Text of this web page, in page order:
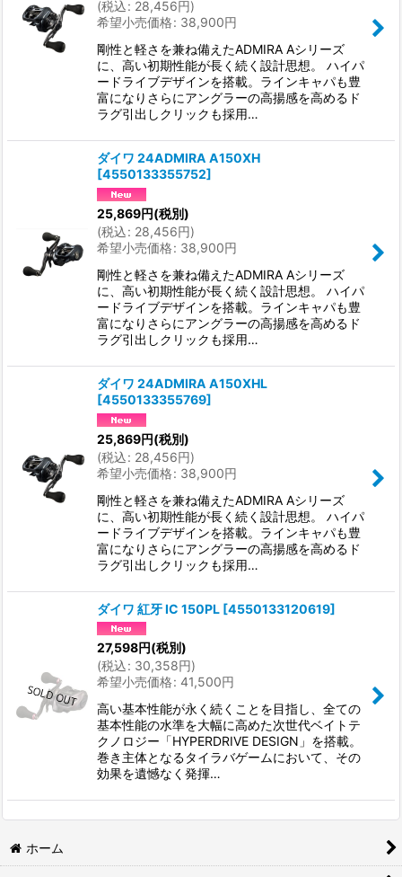
(税込: 28,456円)
希望小売価格: 38,900円
剛性と軽さを兼ね備えたADMIRA Aシリーズ
に、高い初期性能が長く続く設計思想。 ハイパ
ードライブデザインを搭載。ラインキャパも豊
富になりさらにアングラーの高揚感を高めるド
ラグ引出しクリックも採用…
ダイワ 24ADMIRA A150XH
[4550133355752]
25,869円(税別)
(税込: 28,456円)
希望小売価格: 38,900円
剛性と軽さを兼ね備えたADMIRA Aシリーズ
に、高い初期性能が長く続く設計思想。 ハイパ
ードライブデザインを搭載。ラインキャパも豊
富になりさらにアングラーの高揚感を高めるド
ラグ引出しクリックも採用…
ダイワ 24ADMIRA A150XHL
[4550133355769]
25,869円(税別)
(税込: 28,456円)
希望小売価格: 38,900円
剛性と軽さを兼ね備えたADMIRA Aシリーズ
に、高い初期性能が長く続く設計思想。 ハイパ
ードライブデザインを搭載。ラインキャパも豊
富になりさらにアングラーの高揚感を高めるド
ラグ引出しクリックも採用…
ダイワ 紅牙 IC 150PL [4550133120619]
27,598円(税別)
(税込: 30,358円)
希望小売価格: 41,500円
高い基本性能が永く続くことを目指し、全ての
基本性能の水準を大幅に高めた次世代ベイトテ
クノロジー「HYPERDRIVE DESIGN」を搭載。
巻き主体となるタイラバゲームにおいて、その
効果を遺憾なく発揮…
ホーム